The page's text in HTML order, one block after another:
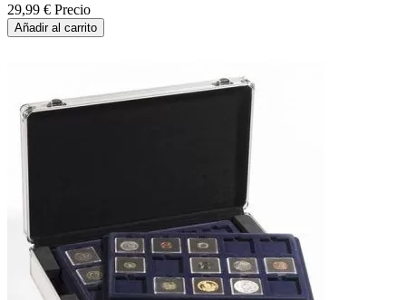
29,99 € Precio
Añadir al carrito